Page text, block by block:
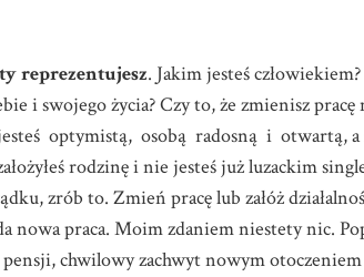
reprezentujesz. Jakim jesteś
i swojego życia? Czy to, że zmienisz
optymistą, osobą radosną i otwartą, a
rodzinę i nie jesteś już luzackim
zrób to. Zmień pracę lub załóż
nowa praca. Moim zdaniem niestety nic.
chwilowy zachwyt nowym